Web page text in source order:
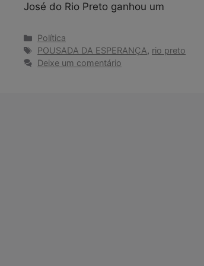
José do Rio Preto ganhou um
Categorias
Política
Tags
POUSADA DA ESPERANÇA, rio preto
Deixe um comentário